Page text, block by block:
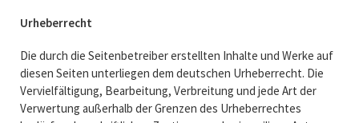
Urheberrecht
Die durch die Seitenbetreiber erstellten Inhalte und Werke auf
diesen Seiten unterliegen dem deutschen Urheberrecht. Die
Vervielfältigung, Bearbeitung, Verbreitung und jede Art der
Verwertung außerhalb der Grenzen des Urheberrechtes